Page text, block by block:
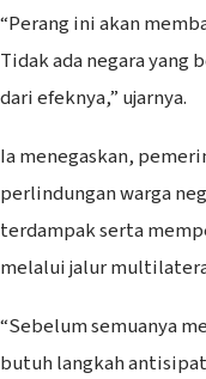
“Perang ini akan
Tidak ada negara yang
dari efeknya,” ujarnya.
Ia menegaskan,
perlindungan warga
terdampak serta
melalui jalur
“Sebelum semuanya
butuh langkah